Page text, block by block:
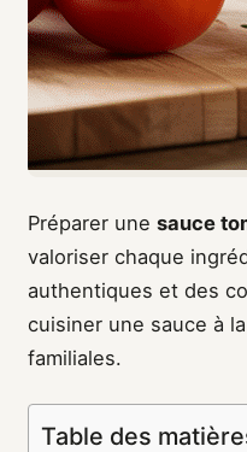
Préparer une sauce
valoriser chaque
authentiques et des
cuisiner une sauce à
familiales.
Table des